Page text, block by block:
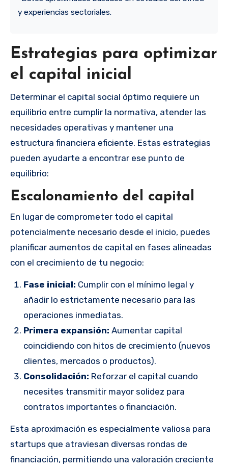
y experiencias sectoriales.
Estrategias para optimizar
el capital inicial
Determinar el capital social óptimo requiere un
equilibrio entre cumplir la normativa, atender las
necesidades operativas y mantener una
estructura financiera eficiente. Estas estrategias
pueden ayudarte a encontrar ese punto de
equilibrio:
Escalonamiento del capital
En lugar de comprometer todo el capital
potencialmente necesario desde el inicio, puedes
planificar aumentos de capital en fases alineadas
con el crecimiento de tu negocio:
Fase inicial: Cumplir con el mínimo legal y
añadir lo estrictamente necesario para las
operaciones inmediatas.
Primera expansión: Aumentar capital
coincidiendo con hitos de crecimiento (nuevos
clientes, mercados o productos).
Consolidación: Reforzar el capital cuando
necesites transmitir mayor solidez para
contratos importantes o financiación.
Esta aproximación es especialmente valiosa para
startups que atraviesan diversas rondas de
financiación, permitiendo una valoración creciente